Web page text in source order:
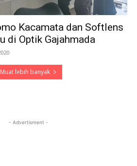
Kacamata dan Softlens
di Optik Gajahmada
Muat lebih banyak
- Advertisment -